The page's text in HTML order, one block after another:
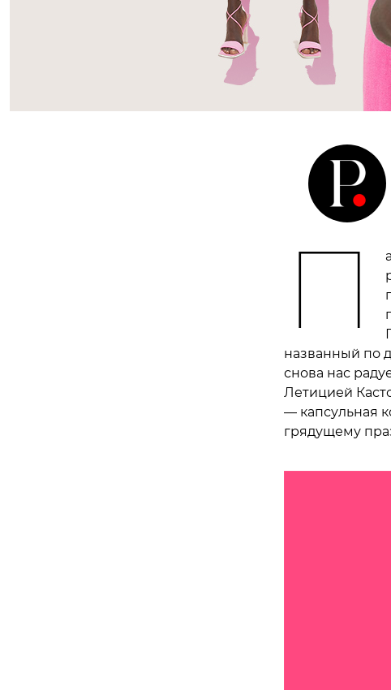
П
названный по
снова нас
Летицией
— капсульная
грядущему